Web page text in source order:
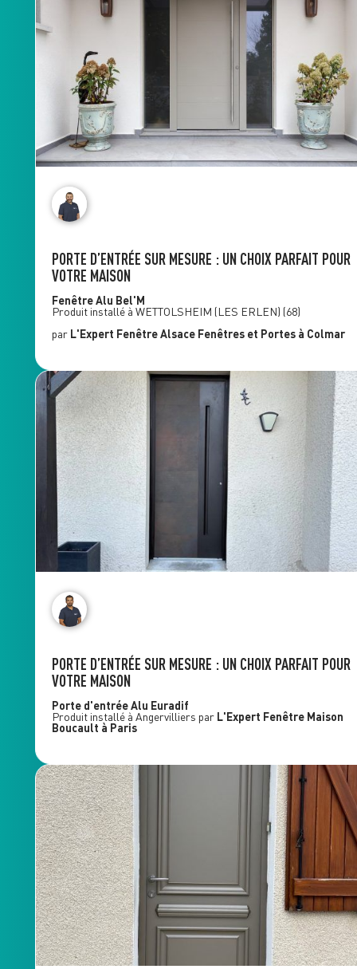
PORTE D’ENTRÉE SUR MESURE : UN CHOIX PARFAIT POUR
VOTRE MAISON
Fenêtre Alu Bel'M
Produit installé à WETTOLSHEIM (LES ERLEN) (68)
par L'Expert FenêtreAlsace Fenêtres et Portes à Colmar
PORTE D’ENTRÉE SUR MESURE : UN CHOIX PARFAIT POUR
VOTRE MAISON
Porte d'entrée Alu Euradif
Produit installé à Angervilliers par L'Expert Fenêtre Maison
Boucault à Paris